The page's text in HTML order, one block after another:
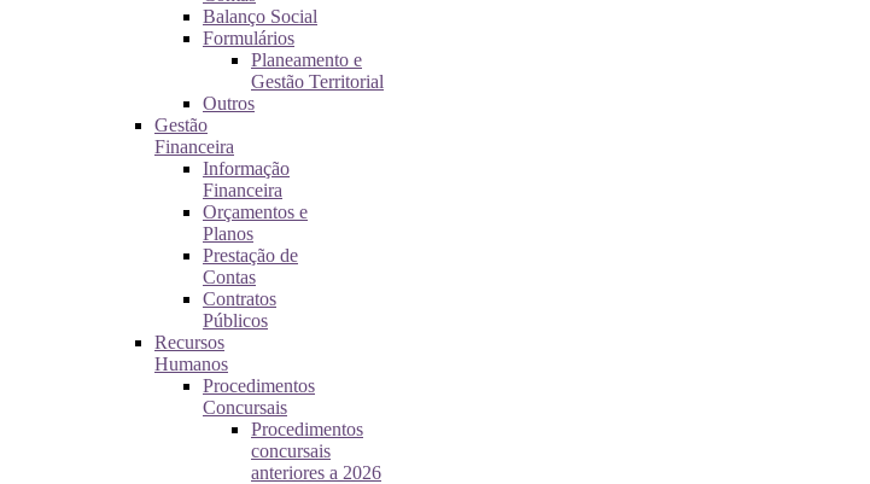
Balanço Social
Formulários
Planeamento e
Gestão Territorial
Outros
Gestão
Financeira
Informação
Financeira
Orçamentos e
Planos
Prestação de
Contas
Contratos
Públicos
Recursos
Humanos
Procedimentos
Concursais
Procedimentos
concursais
anteriores a 2026